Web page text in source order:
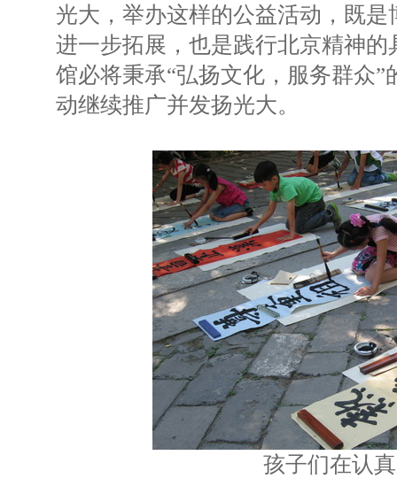
光大，举办这样的公益活动，既
进一步拓展，也是践行北京精神
馆必将秉承“弘扬文化，服务群众”
动继续推广并发扬光大。
孩子们在认